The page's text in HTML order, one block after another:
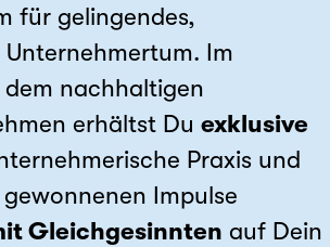
für gelingendes,
Im
nachhaltigen
erhältst Du exklusive
Praxis und
Impulse
Gleichgesinnten auf Dein